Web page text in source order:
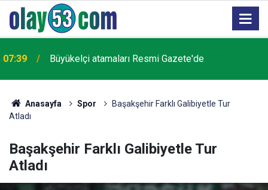
07:39 Büyükelçi atamaları Resmi Gazete'de
Anasayfa Spor
Başakşehir Farklı Galibiyetle Tur
Atladı
Başakşehir Farklı Galibiyetle Tur
Atladı